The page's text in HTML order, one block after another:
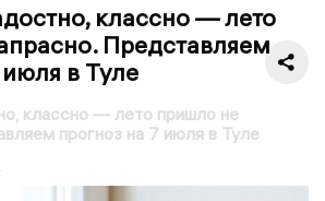
классно — лето
Представляем
в Туле
классно — лето пришло не
прогноз на 7 июля в Туле